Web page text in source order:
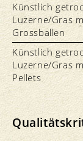
Künstlich
Luzerne/Gras
Grossballen
Künstlich
Luzerne/Gras
Pellets